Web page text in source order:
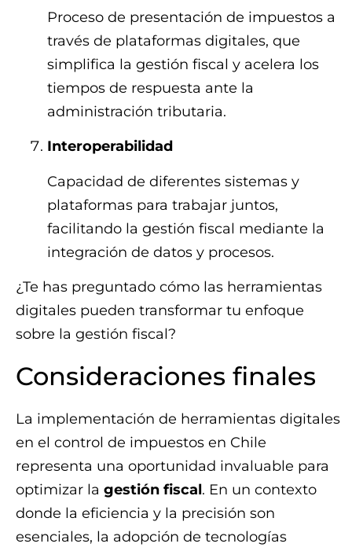
Proceso de presentación de impuestos a
través de plataformas digitales, que
simplifica la gestión fiscal y acelera los
tiempos de respuesta ante la
administración tributaria.
Interoperabilidad
Capacidad de diferentes sistemas y
plataformas para trabajar juntos,
facilitando la gestión fiscal mediante la
integración de datos y procesos.
¿Te has preguntado cómo las herramientas
digitales pueden transformar tu enfoque
sobre la gestión fiscal?
Consideraciones finales
La implementación de herramientas digitales
en el control de impuestos en Chile
representa una oportunidad invaluable para
optimizar la gestión fiscal. En un contexto
donde la eficiencia y la precisión son
esenciales, la adopción de tecnologías